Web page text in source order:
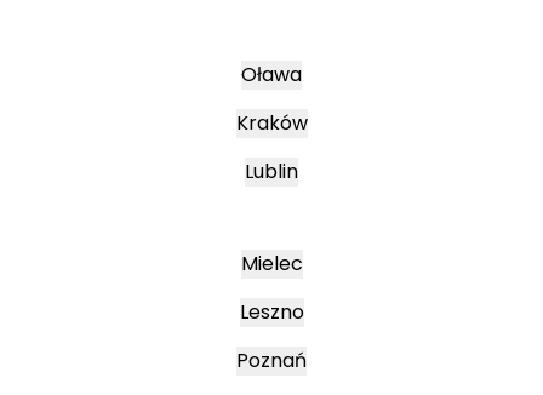
Oława
Kraków
Lublin
Mielec
Leszno
Poznań